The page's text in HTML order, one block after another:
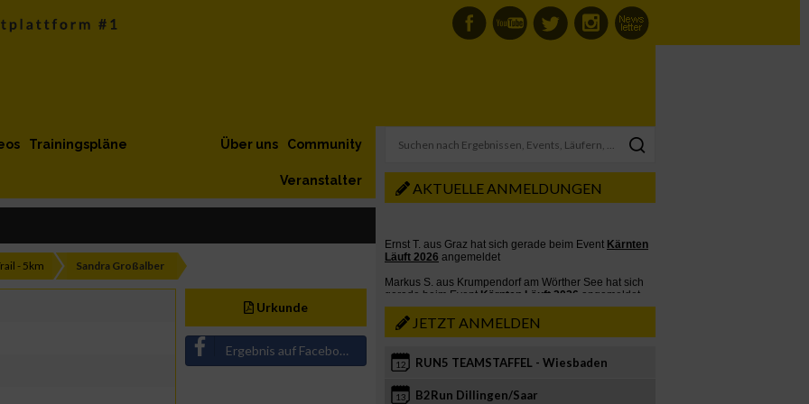
Trainingspläne Community
Über uns
Veranstalter
- 5km Sandra Großalber
Urkunde
Ergebnis auf Facebook teilen
AKTUELLE ANMELDUNGEN
JETZT ANMELDEN
12 RUN5 TEAMSTAFFEL - Wiesbaden
13 B2Run Dillingen/Saar